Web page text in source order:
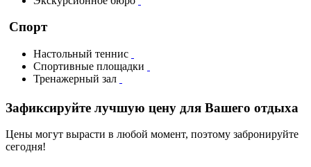
Спорт
Настольный теннис
Спортивные площадки
Тренажерный зал
Зафиксируйте лучшую цену для Вашего отдыха
Цены могут вырасти в любой момент, поэтому забронируйте
сегодня!